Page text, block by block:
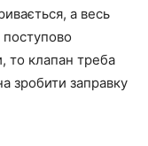
а весь
поступово
то клапан треба
зробити заправку